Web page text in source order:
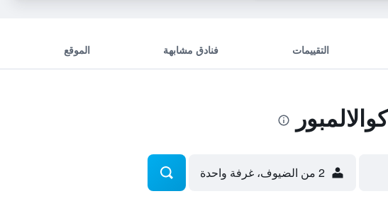
التقييمات فنادق مشابهة الموقع
2 من الضيوف، غرفة واحدة